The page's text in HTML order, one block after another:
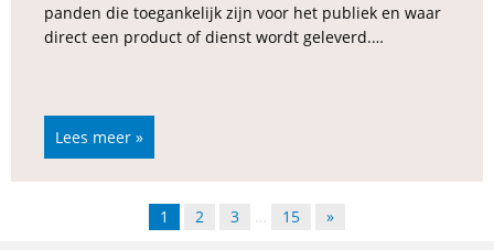
panden die toegankelijk zijn voor het publiek en waar
direct een product of dienst wordt geleverd.…
Lees meer »
1 2 3 … 15 »